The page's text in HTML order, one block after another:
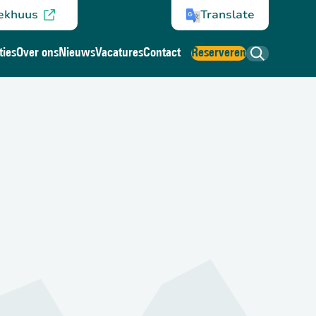
Over onsNieuwsVacaturesContact Reserveren
Translate